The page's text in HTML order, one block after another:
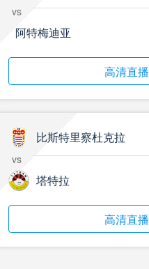
vs
阿特梅迪亚
高清直播
比斯特里察杜克拉
vs
塔特拉
高清直播